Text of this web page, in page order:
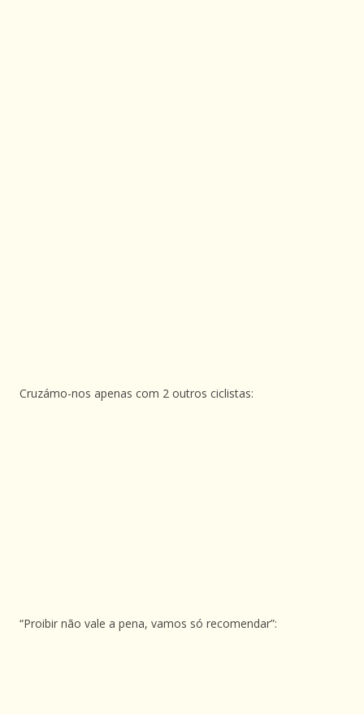
Cruzámo-nos apenas com 2 outros ciclistas:
“Proibir não vale a pena, vamos só recomendar”: